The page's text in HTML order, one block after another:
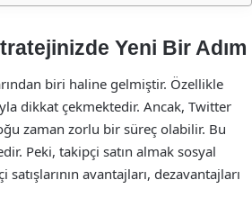
Yeni Bir Adım
biri haline gelmiştir. Özellikle
dikkat çekmektedir. Ancak, Twitter
zaman zorlu bir süreç olabilir. Bu
Peki, takipçi satın almak sosyal
avantajları, dezavantajları